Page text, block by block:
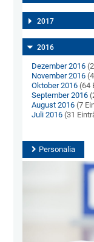
2017
2016
Dezember 2016
November 2016
Oktober 2016 (64
September 2016
August 2016 (7
Juli 2016 (31
Personalia